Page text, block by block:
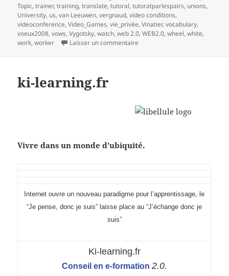
Topic,trainer,training,translate,tutoral,tutoratparlespairs, unions,
University, us,van Leeuwen,vergnaud,video conditions,
videoconference,Video_Games,vie_privée,Vinatier,vocabulary,
voeux2008,vows,Vygotsky,watch,web 2.0,WEB2.0,wheel,white,
work,worker Laisser un commentaire
ki-learning.fr
Vivre dans un monde d’ubiquité.
Internet ouvre un nouveau paradigme pour l’apprentissage, le
“Je pense, donc je suis” laisse place au “J’échange donc je
suis”
Ki-learning.fr
Conseil en e-formation 2.0.